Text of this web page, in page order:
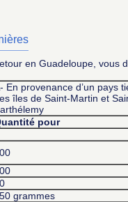
en Guadeloupe, vous
En provenance d’un pays
îles de Saint-Martin et
pour
grammes